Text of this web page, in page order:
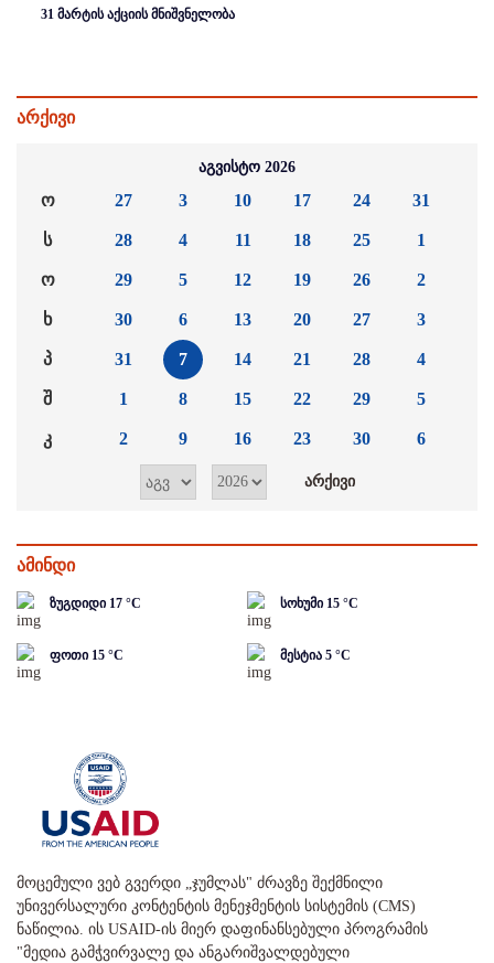
31 მარტის აქციის მნიშვნელობა
არქივი
აგვისტო 2026
ო
ს
ო
ხ
პ
შ
კ
27
28
29
30
31
1
2
3
4
5
6
7
8
9
10
11
12
13
14
15
16
17
18
19
20
21
22
23
24
25
26
27
28
29
30
31
1
2
3
4
5
6
ამინდი
ზუგდიდი 17 °C სოხუმი 15 °C
ფოთი 15 °C მესტია 5 °C
მოცემული ვებ გვერდი „ჯუმლას" ძრავზე შექმნილი
უნივერსალური კონტენტის მენეჯმენტის სისტემის (CMS)
ნაწილია. ის USAID-ის მიერ დაფინანსებული პროგრამის
"მედია გამჭვირვალე და ანგარიშვალდებული